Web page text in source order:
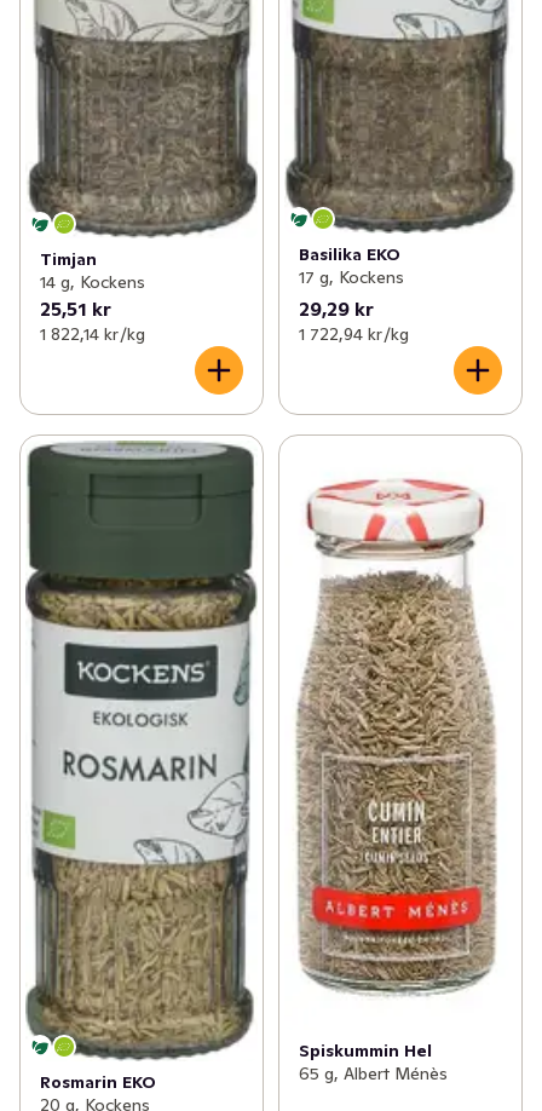
Timjan
14 g, Kockens
25,51 kr
1 822,14 kr /kg
Basilika EKO
17 g, Kockens
29,29 kr
1 722,94 kr /kg
Rosmarin EKO
20 g, Kockens
Spiskummin Hel
65 g, Albert Ménès